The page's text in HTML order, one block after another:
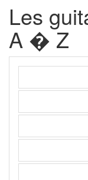
Les
A � Z